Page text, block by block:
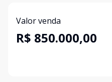
Valor venda
R$ 850.000,00